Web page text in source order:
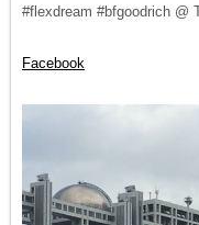
#flexdream #bfgoodrich @
Facebook